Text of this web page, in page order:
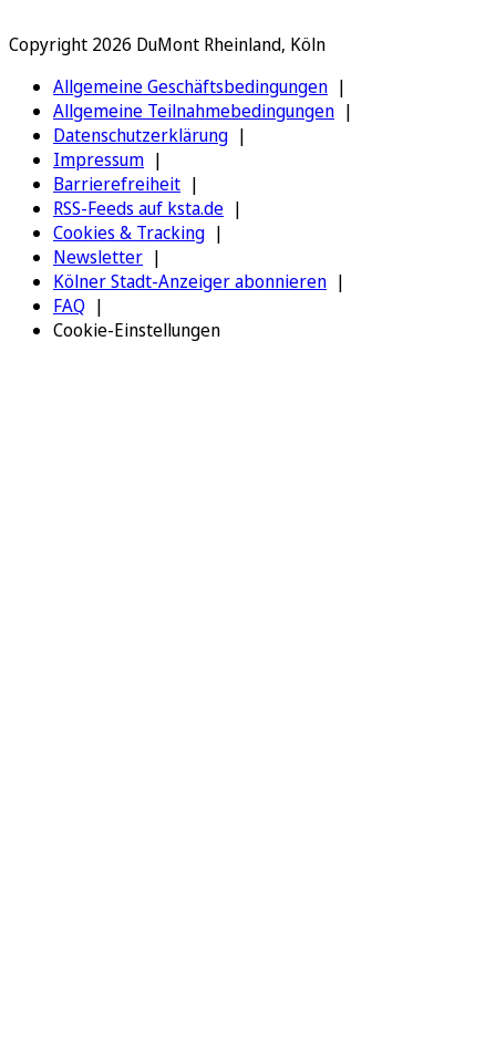
Copyright 2026 DuMont Rheinland, Köln
Allgemeine Geschäftsbedingungen
Allgemeine Teilnahmebedingungen
Datenschutzerklärung
Impressum
Barrierefreiheit
RSS-Feeds auf ksta.de
Cookies & Tracking
Newsletter
Kölner Stadt-Anzeiger abonnieren
FAQ
Cookie-Einstellungen